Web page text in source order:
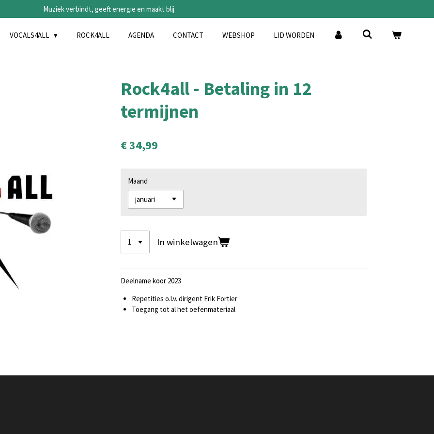
Muziek verbindt, geeft energie en maakt blij
VOCALS4ALL ROCK4ALL AGENDA CONTACT WEBSHOP LID WORDEN
Rock4all - Betaling in 12
termijnen
€ 34,99
Maand
In winkelwagen
Deelname koor 2023
Repetities o.l.v. dirigent Erik Fortier
Toegang tot al het oefenmateriaal